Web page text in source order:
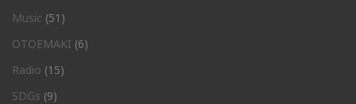
Music (51)
OTOEMAKI (6)
Radio (15)
SDGs (9)